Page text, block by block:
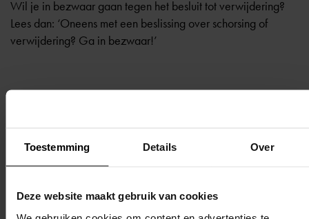
Toestemming Details Over
Deze website maakt gebruik van cookies
Wil je in bezwaar gaan tegen het besluit tot verwijdering?
Lees dan: ‘Oneens met een beslissing over schorsing of
verwijdering? Ga in bezwaar!’